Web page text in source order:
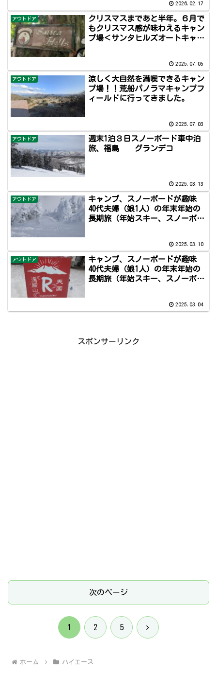
2026.02.17
アウトドア
クリスマスまであと半年。６月で
もクリスマス感が味わえるキャン
プ場＜サンタヒルズオートキャン
2025.07.05
アウトドア
涼しく大自然を満喫できるキャン
プ場！！荒船パノラマキャンプフ
ィールドに行ってきました。
2025.07.03
アウトドア
週末1泊３日スノーボード車中泊
旅、福島 グランデコ
2025.03.13
アウトドア
キャンプ、スノーボードが趣味
40代夫婦（娘1人）の年末年始の
長期旅（年始スキー、スノーボー
2025.03.10
アウトドア
キャンプ、スノーボードが趣味
40代夫婦（娘1人）の年末年始の
長期旅（年始スキー、スノーボー
2025.03.04
スポンサーリンク
次のページ
1 2 5 次
ホーム ハイエース